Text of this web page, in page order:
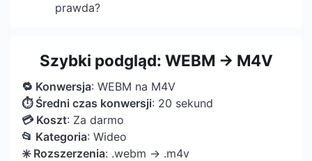
prawda?
Szybki podgląd: WEBM → M4V
🔁 Konwersja: WEBM na M4V
⏱ Średni czas konwersji: 20 sekund
💳 Koszt: Za darmo
📂 Kategoria: Wideo
✳️ Rozszerzenia: .webm → .m4v